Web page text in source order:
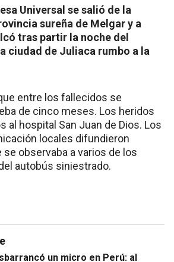
Universal se salió de la
sureña de Melgar y a
tras partir la noche del
ciudad de Juliaca rumbo a la
entre los fallecidos se
de cinco meses. Los heridos
al hospital San Juan de Dios. Los
locales difundieron
observaba a varios de los
autobús siniestrado.
un micro en Perú: al